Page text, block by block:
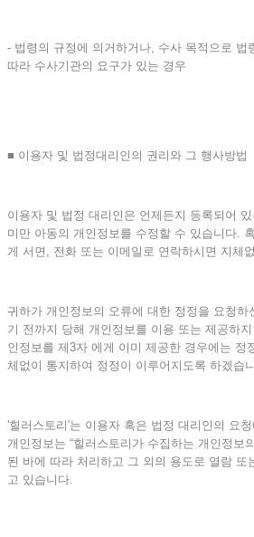
- 법령의 규정에 의거하거나, 수사 목적으로 법
따라 수사기관의 요구가 있는 경우
■ 이용자 및 법정대리인의 권리와 그 행사방법
이용자 및 법정 대리인은 언제든지 등록되어
미만 아동의 개인정보를 수정할 수 있습니다.
게 서면, 전화 또는 이메일로 연락하시면 지체
귀하가 개인정보의 오류에 대한 정정을 요청
기 전까지 당해 개인정보를 이용 또는 제공하
인정보를 제3자 에게 이미 제공한 경우에는 정
체없이 통지하여 정정이 이루어지도록 하겠습
'힐러스토리'는 이용자 혹은 법정 대리인의 요
개인정보는 “힐러스토리가 수집하는 개인정보
된 바에 따라 처리하고 그 외의 용도로 열람 또
고 있습니다.